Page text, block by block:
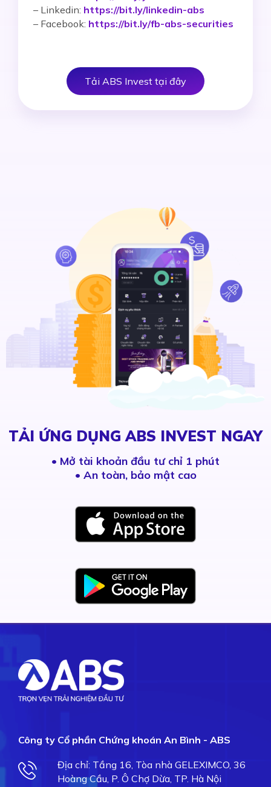
– Linkedin: https://bit.ly/linkedin-abs
– Facebook: https://bit.ly/fb-abs-securities
Tải ABS Invest tại đây
TẢI ỨNG DỤNG ABS INVEST NGAY
• Mở tài khoản đầu tư chỉ 1 phút
• An toàn, bảo mật cao
Công ty Cổ phần Chứng khoán An Bình - ABS
Địa chỉ: Tầng 16, Tòa nhà GELEXIMCO, 36
Hoàng Cầu, P. Ô Chợ Dừa, TP. Hà Nội